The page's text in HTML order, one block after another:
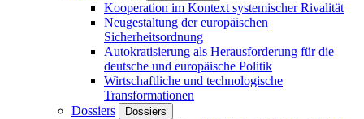
Kooperation im Kontext systemischer Rivalität
Neugestaltung der europäischen
Sicherheitsordnung
Autokratisierung als Herausforderung für die
deutsche und europäische Politik
Wirtschaftliche und technologische
Transformationen
Dossiers
Dossiers